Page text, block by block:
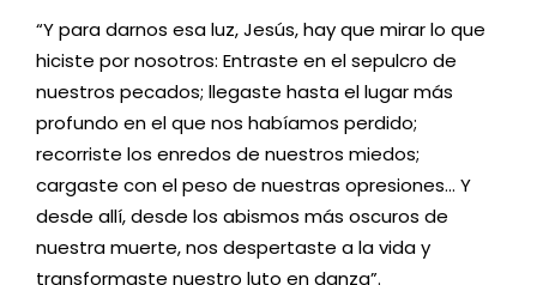
“Y para darnos esa luz, Jesús, hay que mirar lo que
hiciste por nosotros: Entraste en el sepulcro de
nuestros pecados; llegaste hasta el lugar más
profundo en el que nos habíamos perdido;
recorriste los enredos de nuestros miedos;
cargaste con el peso de nuestras opresiones… Y
desde allí, desde los abismos más oscuros de
nuestra muerte, nos despertaste a la vida y
transformaste nuestro luto en danza”.